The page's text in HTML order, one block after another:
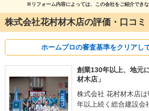
※リフォーム内容によっては、この会社をご紹介できな
株式会社花村材木店の評価・口コミ
ホームプロの審査基準をクリアし
創業130年以上、地元
材木店」
株式会社 花村材木店
年以上続く総合建設会